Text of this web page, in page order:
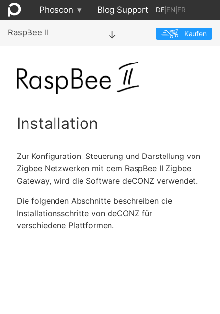
Phoscon ▾ Blog Support DE| EN FR
RaspBee II Kaufen
→
Installation
Zur Konfiguration, Steuerung und Darstellung von
Zigbee Netzwerken mit dem RaspBee II Zigbee
Gateway, wird die Software deCONZ verwendet.
Die folgenden Abschnitte beschreiben die
Installations­schritte von deCONZ für
verschiedene Plattformen.